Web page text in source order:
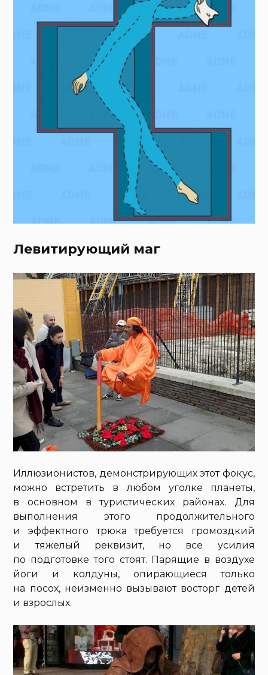
Левитирующий маг
Иллюзионистов, демонстрирующих этот фокус,
можно встретить в любом уголке планеты,
в основном в туристических районах. Для
выполнения этого продолжительного
и эффектного трюка требуется громоздкий
и тяжелый реквизит, но все усилия
по подготовке того стоят. Парящие в воздухе
йоги и колдуны, опирающиеся только
на посох, неизменно вызывают восторг детей
и взрослых.